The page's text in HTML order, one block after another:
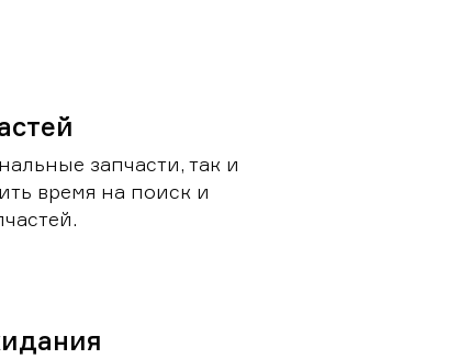
запчасти, так и
время на поиск и